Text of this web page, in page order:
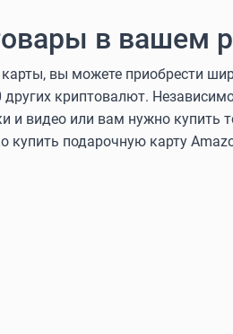
в вашем
вы можете приобрести
криптовалют.
и видео или вам нужно
подарочную карту